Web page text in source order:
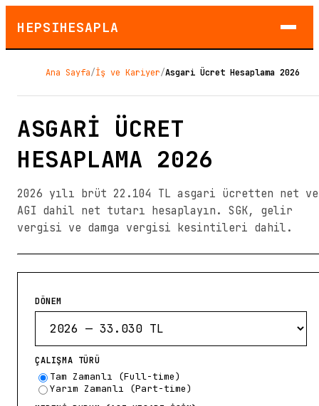
HEPSIHESAPLA
Ana Sayfa/İş ve Kariyer/Asgari Ücret Hesaplama 2026
ASGARI ÜCRET
HESAPLAMA 2026
2026 yılı brüt 22.104 TL asgari ücretten net ve
AGI dahil net tutarı hesaplayın. SGK, gelir
vergisi ve damga vergisi kesintileri dahil.
DÖNEM
ÇALIŞMA TÜRÜ
Tam Zamanlı (Full-time)
Yarım Zamanlı (Part-time)